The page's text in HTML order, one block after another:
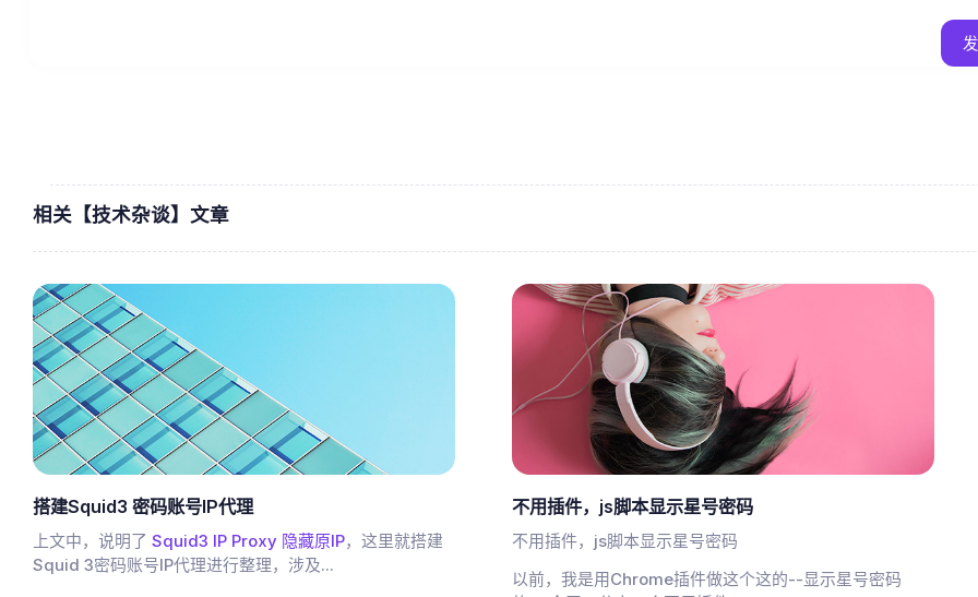
相关【技术杂谈】文章
搭建Squid3 密码账号IP代理
上文中，说明了 Squid3 IP Proxy 隐藏原IP，这里就搭建
Squid 3密码账号IP代理进行整理，涉及...
不用插件，js脚本显示星号密码
不用插件，js脚本显示星号密码
以前，我是用Chrome插件做这个这的--显示星号密码